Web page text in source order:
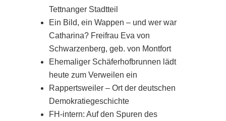
Tettnanger Stadtteil
Ein Bild, ein Wappen – und wer war
Catharina? Freifrau Eva von
Schwarzenberg, geb. von Montfort
Ehemaliger Schäferhofbrunnen lädt
heute zum Verweilen ein
Rappertsweiler – Ort der deutschen
Demokratiegeschichte
FH-intern: Auf den Spuren des